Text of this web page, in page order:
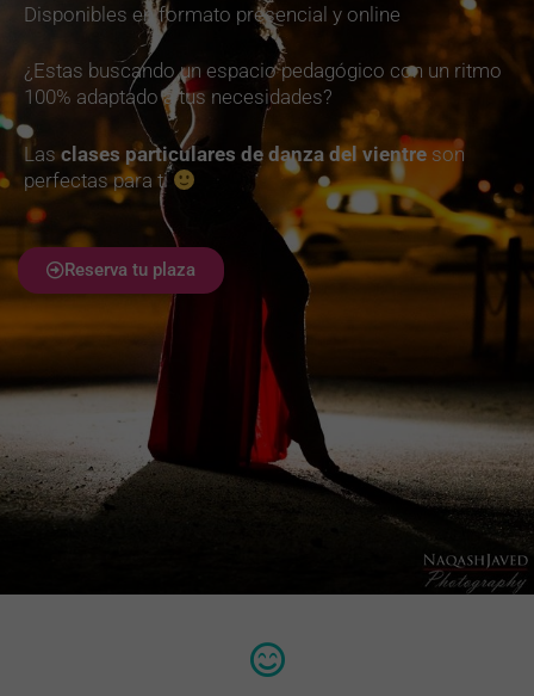
Disponibles en formato presencial y online
¿Estas buscando un espacio pedagógico con un ritmo
100% adaptado a tus necesidades?
Las clases particulares de danza del vientre son
perfectas para ti
Reserva tu plaza